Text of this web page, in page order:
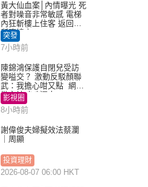
黃大仙血案│內情曝光 死
者對噪音非常敏感 電梯
內狂斬樓上住客 返回住
所墮樓亡
突發
7小時前
陳錦鴻保護自閉兒受訪
變嗌交？ 激動反駁顏聯
武：我擔心咁又點 網民
批主持咄咄逼人
影視圈
8小時前
謝偉俊夫婦擬效法蔡瀾
｜周顯
投資理財
2026-08-07 06:00 HKT